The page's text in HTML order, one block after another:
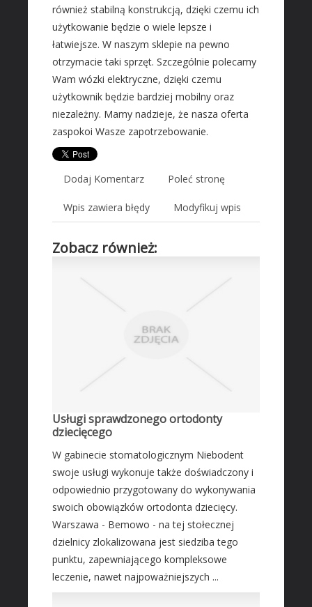
Kursy i Szkolenia
SPRZEDAŻ INTERNTOWA
Dla Dzieci
Meble
Wyposażenie Wnętrz
Wyposażenie Łazienki
Odzież
Sport
Elektronika, RTV, AGD
Art. Dla Zwierząt
Ogród, Rośliny
Chemia
Transport
Wynajem
Usługi Motoryzacyjne
Salony, Komisy
MARKETING
Agencje Reklamowe
Materiały Reklamowe
również stabilną konstrukcją, dzięki czemu ich
użytkowanie będzie o wiele lepsze i
łatwiejsze. W naszym sklepie na pewno
otrzymacie taki sprzęt. Szczególnie polecamy
Wam wózki elektryczne, dzięki czemu
użytkownik będzie bardziej mobilny oraz
niezależny. Mamy nadzieje, że nasza oferta
zaspokoi Wasze zapotrzebowanie.
Dodaj Komentarz Poleć stronę
Wpis zawiera błędy Modyfikuj wpis
Zobacz również:
Usługi sprawdzonego ortodonty
dziecięcego
W gabinecie stomatologicznym Niebodent
swoje usługi wykonuje także doświadczony i
odpowiednio przygotowany do wykonywania
swoich obowiązków ortodonta dziecięcy.
Warszawa - Bemowo - na tej stołecznej
dzielnicy zlokalizowana jest siedziba tego
punktu, zapewniającego kompleksowe
leczenie, nawet najpoważniejszych ...